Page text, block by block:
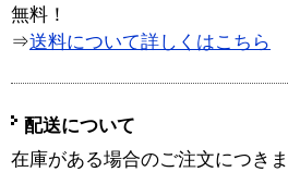
無料！
⇒送料について詳しくはこちら
配送について
在庫がある場合のご注文につき